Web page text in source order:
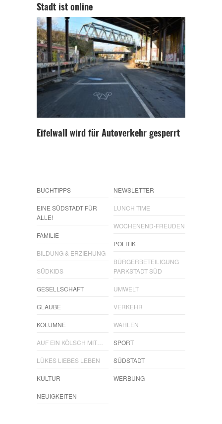
Stadt ist online
Eifelwall wird für Autoverkehr gesperrt
BUCHTIPPS
EINE SÜDSTADT FÜR
ALLE!
FAMILIE
BILDUNG & ERZIEHUNG
SÜDKIDS
GESELLSCHAFT
GLAUBE
KOLUMNE
AUF EIN KÖLSCH MIT…
LÜKES LIEBES LEBEN
KULTUR
NEUIGKEITEN
NEWSLETTER
LUNCH TIME
WOCHENEND-FREUDEN
POLITIK
BÜRGERBETEILIGUNG
PARKSTADT SÜD
UMWELT
VERKEHR
WAHLEN
SPORT
SÜDSTADT
WERBUNG